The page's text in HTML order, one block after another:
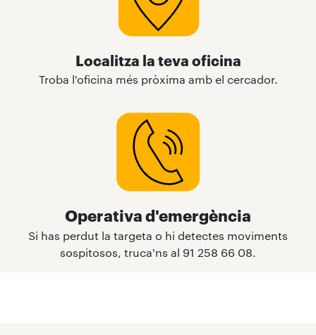
Localitza la teva oficina
Troba l'oficina més pròxima amb el cercador.
Operativa d'emergència
Si has perdut la targeta o hi detectes moviments
sospitosos, truca'ns al 91 258 66 08.